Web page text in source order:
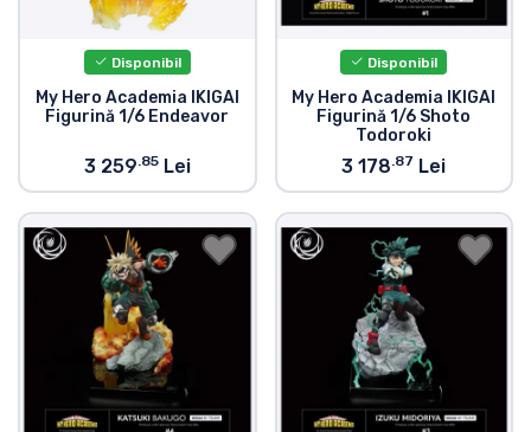
Disponibil
My Hero Academia IKIGAI
Figurină 1/6 Endeavor
3 259.85Lei
Disponibil
My Hero Academia IKIGAI
Figurină 1/6 Shoto
Todoroki
3 178.87 Lei